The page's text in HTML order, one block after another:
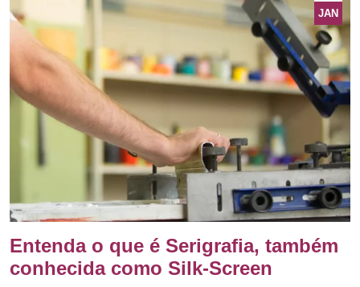
JAN
Entenda o que é Serigrafia, também
conhecida como Silk-Screen